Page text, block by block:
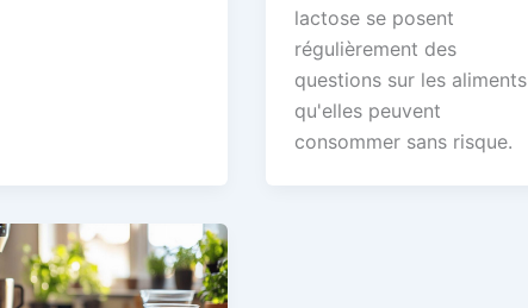
lactose se posent
régulièrement des
questions sur les aliments
qu'elles peuvent
consommer sans risque.